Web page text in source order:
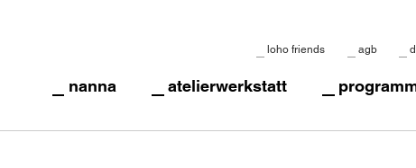
loho friends agb
nanna atelierwerkstatt